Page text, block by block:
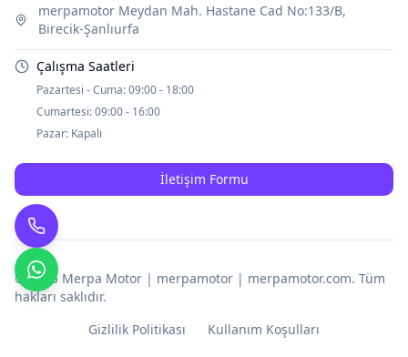
merpamotor Meydan Mah. Hastane Cad No:133/B,
Birecik-Şanlıurfa
Çalışma Saatleri
Pazartesi - Cuma:09:00 - 18:00
Cumartesi:09:00 - 16:00
Pazar: Kapalı
İletişim Formu
© 2025 Merpa Motor | merpamotor | merpamotor.com. Tüm
hakları saklıdır.
Gizlilik Politikası
Kullanım Koşulları